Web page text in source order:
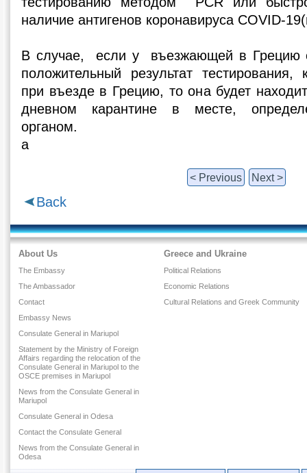
наличие антигенов коронавируса COVID-
В случае, если у въезжающей в Грецию
положительный результат тестирования,
при въезде в Грецию, то она будет
дневном карантине в месте,
органом.
a
< Previous Next >
Back
About Us
The Embassy
The Ambassador
Contact
Embassy News
Consulate General in Mariupol
Statement by the Ministry of Foreign
Affairs regarding the relocation of the
Consulate General in Mariupol to the
OSCE premises in Mariupol
News from the Consulate General in
Mariupol
Consulate General in Odesa
Contact the Consulate General
News from the Consulate General in
Odesa
Greece and Ukraine
Political Relations
Economic Relations
Cultural Relations and Greek Community